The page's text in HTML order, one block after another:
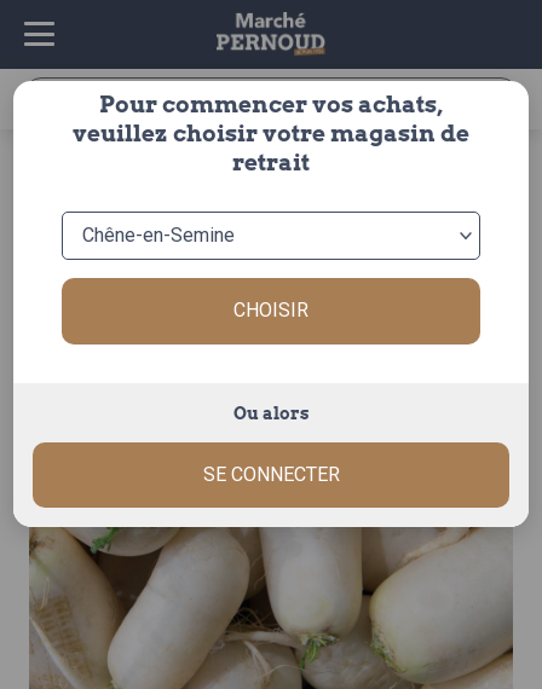
Recherche
fruits & légumes> legumes
Pour commencer vos achats,
veuillez choisir votre magasin de
retrait
CHOISIR
Ou alors
SE CONNECTER